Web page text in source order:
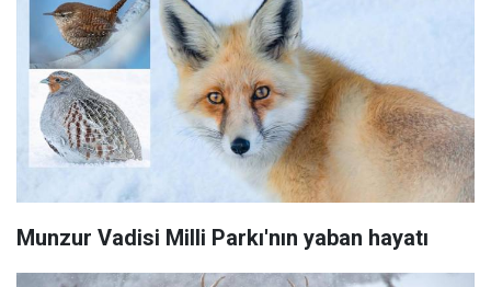
Munzur Vadisi Milli Parkı'nın yaban hayatı